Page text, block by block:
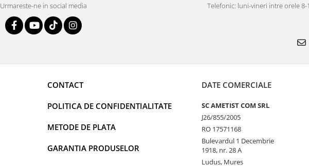
Urmareste-ne in social media
Telefonic: luni-vineri intre orele
CONTACT
POLITICA DE CONFIDENTIALITATE
METODE DE PLATA
GARANTIA PRODUSELOR
DATE COMERCIALE
SC AMETIST COM SRL
J26/855/2005
RO 17571168
Bulevardul 1 Decembrie
1918, nr. 28 A
Ludus, Mures